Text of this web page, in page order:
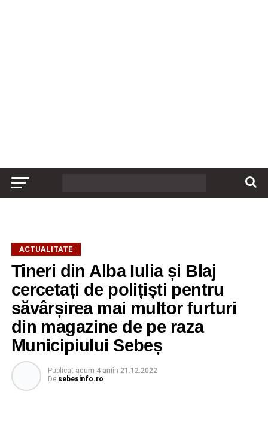
ACTUALITATE
Tineri din Alba Iulia și Blaj
cercetați de polițiști pentru
săvârșirea mai multor furturi
din magazine de pe raza
Municipiului Sebeș
Publicat acum 4 aniîn 21.12.2022
De sebesinfo.ro